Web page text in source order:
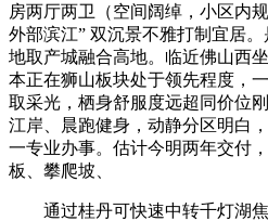
房两厅两卫（空间阔绰，小区内
外部滨江” 双沉景不雅打制宜居
地取产城融合高地。临近佛山西
本正在狮山板块处于领先程度，
取采光，栖身舒服度远超同价位
江岸、晨跑健身，动静分区明白
一专业办事。估计今明两年交付
板、攀爬坡、
通过桂丹可快速中转千灯湖焦